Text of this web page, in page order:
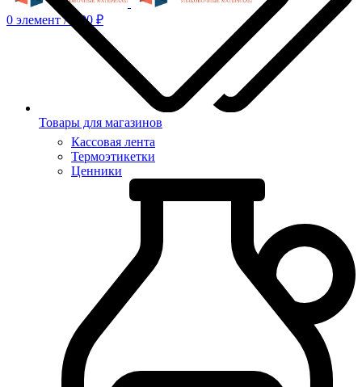
0 элемент / 0.00 ₽
Товары для магазинов
Кассовая лента
Термоэтикетки
Ценники